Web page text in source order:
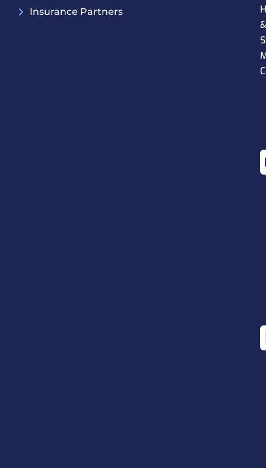
Insurance Partners
&